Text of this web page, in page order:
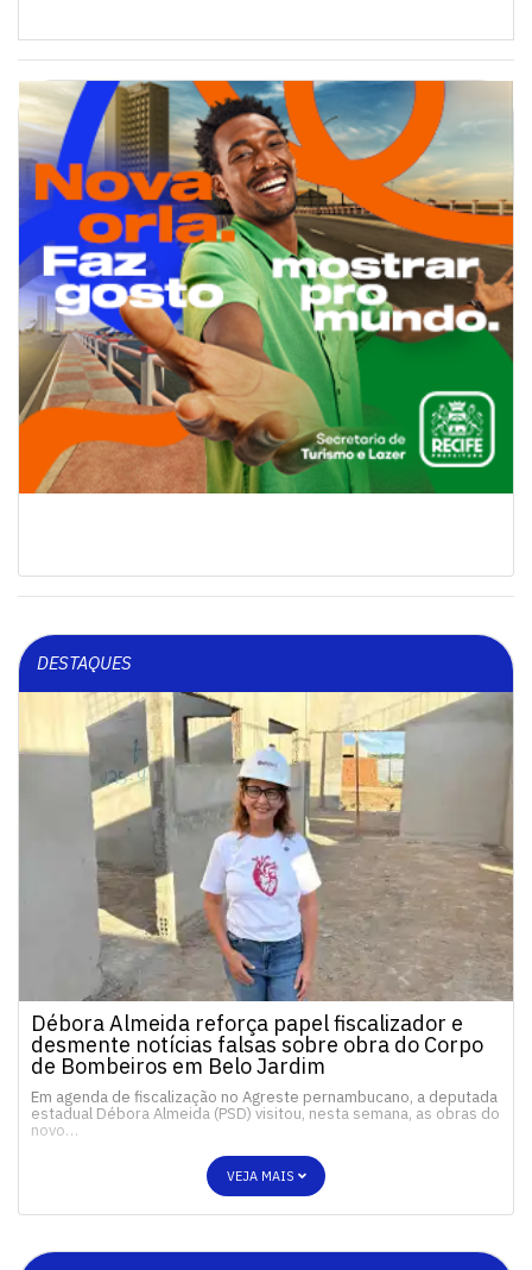
DESTAQUES
Débora Almeida reforça papel fiscalizador e
desmente notícias falsas sobre obra do Corpo
de Bombeiros em Belo Jardim
Em agenda de fiscalização no Agreste pernambucano, a deputada
estadual Débora Almeida (PSD) visitou, nesta semana, as obras do
novo…
VEJA MAIS